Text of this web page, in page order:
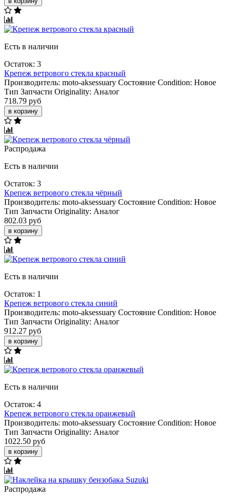
Есть в наличии
Остаток: 3
Крепеж ветрового стекла красный
Производитель: moto-aksessuary Состояние Condition: Новое
Тип Запчасти Originality: Аналог
718.79 руб
в корзину
Распродажа
Есть в наличии
Остаток: 3
Крепеж ветрового стекла чёрный
Производитель: moto-aksessuary Состояние Condition: Новое
Тип Запчасти Originality: Аналог
802.03 руб
в корзину
Есть в наличии
Остаток: 1
Крепеж ветрового стекла синий
Производитель: moto-aksessuary Состояние Condition: Новое
Тип Запчасти Originality: Аналог
912.27 руб
в корзину
Есть в наличии
Остаток: 4
Крепеж ветрового стекла оранжевый
Производитель: moto-aksessuary Состояние Condition: Новое
Тип Запчасти Originality: Аналог
1022.50 руб
в корзину
Распродажа